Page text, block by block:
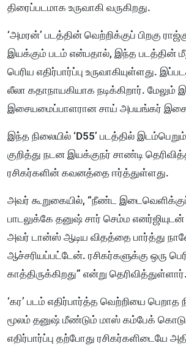
திரைப்படமாக உருவாகி வருகிறது.
‘அமரன்’ படத்தின் வெற்றிக்குப் பிறகு
இயக்கும் படம் என்பதால், இந்த படத்தின்
பெரிய எதிர்பார்ப்பு உருவாகியுள்ளது.
லீலா கதாநாயகியாக நடிக்கிறார். மேலும்
இசையமைப்பாளரான சாய் அபயங்கர்
இந்த நிலையில் ‘D55’ படத்தில்
குறித்து நடன இயக்குநர் சாண்டி
ரசிகர்களின் கவனத்தை ஈர்த்துள்ளது.
அவர் கூறுகையில், “நீண்ட இடைவெளிக்குப்
பாடலுக்கே தனுஷ் சார் செம்ம எனர்ஜியுடன்
அவர் டான்ஸ் ஆடிய விதத்தை பார்த்து
ஆச்சரியப்பட்டேன். ரசிகர்களுக்கு ஒரு
காத்திருக்கிறது” என்று தெரிவித்துள்ளார்.
‘கர’ படம் எதிர்பார்த்த வெற்றியை பெறாத
மூலம் தனுஷ் மீண்டும் மாஸ் கம்பேக்
எதிர்பார்ப்பு தற்போது ரசிகர்களிடையே